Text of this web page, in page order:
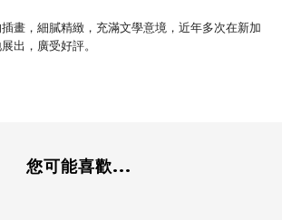
畫，細膩精緻，充滿文學意境，近年多次在新加
出，廣受好評。
您可能喜歡...